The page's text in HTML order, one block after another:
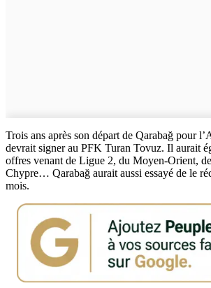
Trois ans après son départ de Qarabağ pour
devrait signer au PFK Turan Tovuz. Il aurait
offres venant de Ligue 2, du Moyen-Orient,
Chypre… Qarabağ aurait aussi essayé de le
mois.